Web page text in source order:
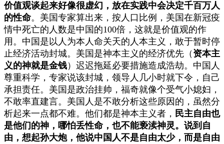
价值观谈起来好像很虚幻，放在实践中会决定千百万人
的性命。美国专家算出来，按人口比例，美国在新冠疫
情中死亡的人数是中国的100倍，这就是价值观的作
用。中国是以人为本人命关天的人本主义，敢于暂时停
止经济活动封城。美国是神本主义的经济优先（ 资本主
义的神就是金钱）迟迟拖延必要措施造成浩劫。中国人
尊重科学，专家说该封城，领导人几小时就下令，自己
承担责任。美国是政治挂帅，福奇就像个受气小媳妇，
不敢率直建言。美国人是不敢分析这些原因的，虽然分
析起来一点都不难。他们都是神本主义者， 民主自由也
是他们的神，哪怕丢性命，也不能亵渎神灵。说到自
由，想起孙大炮，他说中国人不是自由太少，而是自由